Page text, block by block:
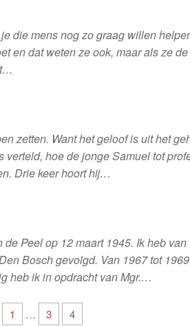
die mens nog zo graag willen
en dat weten ze ook, maar als ze
zetten. Want het geloof is uit het
hoe de jonge Samuel tot
Drie keer hoort hij…
Peel op 12 maart 1945. Ik heb
Bosch gevolgd. Van 1967 tot
heb ik in opdracht van Mgr.…
1 … 3 4